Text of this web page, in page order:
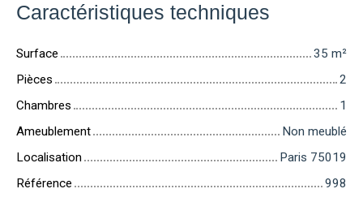
Caractéristiques techniques
Surface 35 m²
Pièces
2
Chambres
1
Ameublement
Non meublé
Localisation
Paris 75019
Référence
998